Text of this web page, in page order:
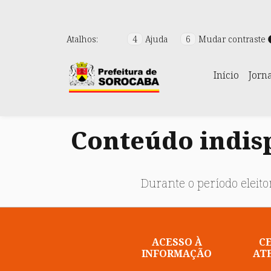
Atalhos: 4 Ajuda 6 Mudar contraste
Início
Conteúdo
Durante o período
ACESSO À
INFORMAÇÃO